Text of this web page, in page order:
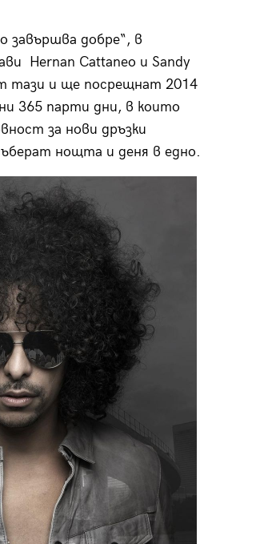
завършва добре“, в
Hernan Cattaneo и Sandy
тази и ще посрещнат 2014
365 парти дни, в които
за нови дръзки
нощта и деня в едно.